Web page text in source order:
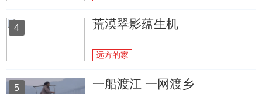
4 荒漠翠影蕴生机
远方的家
5 一船渡江 一网渡乡